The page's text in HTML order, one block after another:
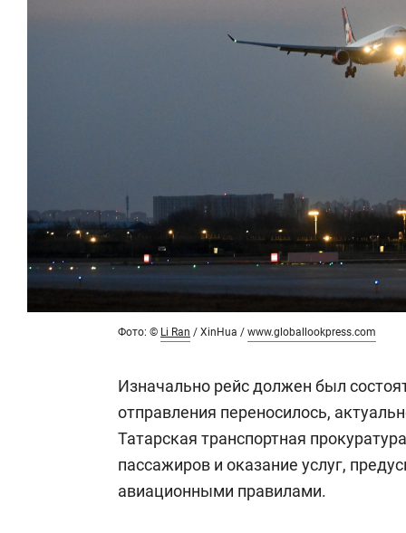
Фото: © Li Ran / XinHua / www.globallookpress.com
Изначально рейс должен был
отправления переносилось,
Татарская транспортная
пассажиров и оказание услуг,
авиационными правилами.